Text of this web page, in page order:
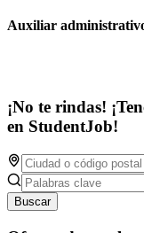
Auxiliar
¡No te rindas!
en StudentJob!
Buscar